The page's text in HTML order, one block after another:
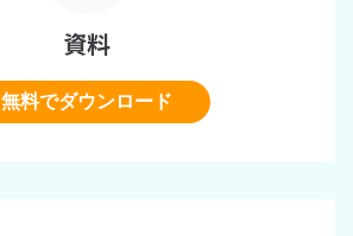
資料
無料でダウンロード